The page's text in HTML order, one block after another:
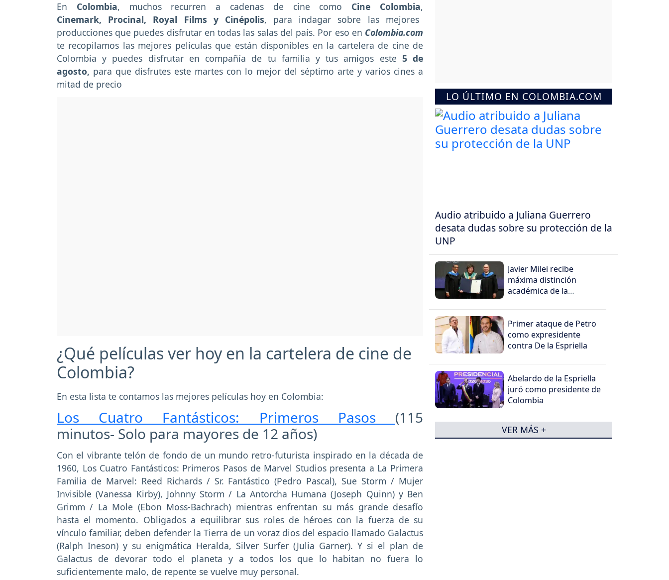
En Colombia, muchos recurren a cadenas de cine como Cine Colombia,
Cinemark, Procinal, Royal Films y Cinépolis, para indagar sobre las mejores
producciones que puedes disfrutar en todas las salas del país. Por eso en Colombia.com
te recopilamos las mejores películas que están disponibles en la cartelera de cine de
Colombia y puedes disfrutar en compañía de tu familia y tus amigos este 5 de
agosto, para que disfrutes este martes con lo mejor del séptimo arte y varios cines a
mitad de precio
¿Qué películas ver hoy en la cartelera de cine de
Colombia?
En esta lista te contamos las mejores películas hoy en Colombia:
Los Cuatro Fantásticos: Primeros Pasos (115
minutos- Solo para mayores de 12 años)
Con el vibrante telón de fondo de un mundo retro-futurista inspirado en la década de
1960, Los Cuatro Fantásticos: Primeros Pasos de Marvel Studios presenta a La Primera
Familia de Marvel: Reed Richards / Sr. Fantástico (Pedro Pascal), Sue Storm / Mujer
Invisible (Vanessa Kirby), Johnny Storm / La Antorcha Humana (Joseph Quinn) y Ben
Grimm / La Mole (Ebon Moss-Bachrach) mientras enfrentan su más grande desafío
hasta el momento. Obligados a equilibrar sus roles de héroes con la fuerza de su
vínculo familiar, deben defender la Tierra de un voraz dios del espacio llamado Galactus
(Ralph Ineson) y su enigmática Heralda, Silver Surfer (Julia Garner). Y si el plan de
Galactus de devorar todo el planeta y a todos los que lo habitan no fuera lo
suficientemente malo, de repente se vuelve muy personal.
LO ÚLTIMO EN COLOMBIA.COM
Audio atribuido a Juliana Guerrero
desata dudas sobre su protección de la
UNP
Javier Milei recibe
máxima distinción
académica de la
Cali
Primer ataque de Petro
como expresidente
contra De la Espriella
Abelardo de la Espriella
juró como presidente de
Colombia
VER MÁS +